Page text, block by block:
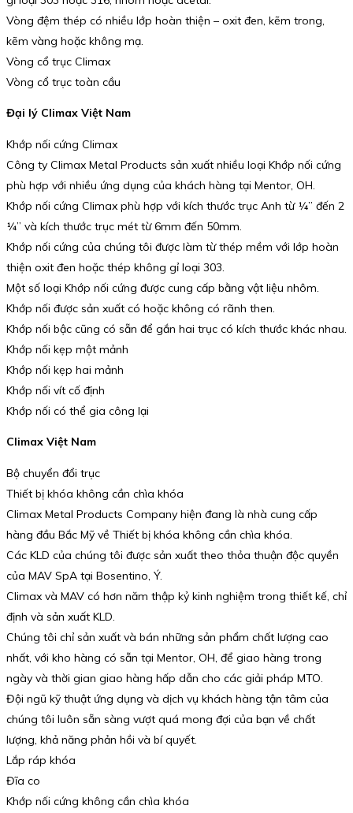
Vòng đệm thép có nhiều lớp hoàn thiện – oxit đen, kẽm trong,
kẽm vàng hoặc không mạ.
Vòng cổ trục Climax
Vòng cổ trục toàn cầu
Đại lý Climax Việt Nam
Khớp nối cứng Climax
Công ty Climax Metal Products sản xuất nhiều loại Khớp nối cứng
phù hợp với nhiều ứng dụng của khách hàng tại Mentor, OH.
Khớp nối cứng Climax phù hợp với kích thước trục Anh từ ¼” đến 2
¼” và kích thước trục mét từ 6mm đến 50mm.
Khớp nối cứng của chúng tôi được làm từ thép mềm với lớp hoàn
thiện oxit đen hoặc thép không gỉ loại 303.
Một số loại Khớp nối cứng được cung cấp bằng vật liệu nhôm.
Khớp nối được sản xuất có hoặc không có rãnh then.
Khớp nối bậc cũng có sẵn để gắn hai trục có kích thước khác nhau.
Khớp nối kẹp một mảnh
Khớp nối kẹp hai mảnh
Khớp nối vít cố định
Khớp nối có thể gia công lại
Climax Việt Nam
Bộ chuyển đổi trục
Thiết bị khóa không cần chìa khóa
Climax Metal Products Company hiện đang là nhà cung cấp
hàng đầu Bắc Mỹ về Thiết bị khóa không cần chìa khóa.
Các KLD của chúng tôi được sản xuất theo thỏa thuận độc quyền
của MAV SpA tại Bosentino, Ý.
Climax và MAV có hơn năm thập kỷ kinh nghiệm trong thiết kế, chỉ
định và sản xuất KLD.
Chúng tôi chỉ sản xuất và bán những sản phẩm chất lượng cao
nhất, với kho hàng có sẵn tại Mentor, OH, để giao hàng trong
ngày và thời gian giao hàng hấp dẫn cho các giải pháp MTO.
Đội ngũ kỹ thuật ứng dụng và dịch vụ khách hàng tận tâm của
chúng tôi luôn sẵn sàng vượt quá mong đợi của bạn về chất
lượng, khả năng phản hồi và bí quyết.
Lắp ráp khóa
Đĩa co
Khớp nối cứng không cần chìa khóa